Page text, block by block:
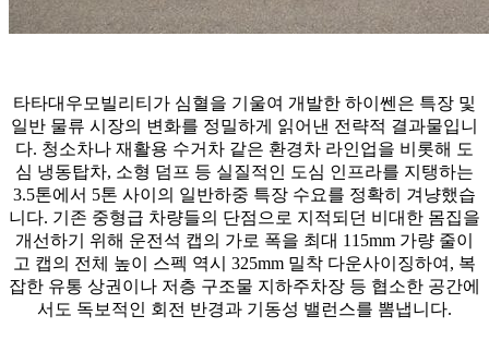
타타대우모빌리티가 심혈을 기울여 개발한 하이쎈은 특장 및
일반 물류 시장의 변화를 정밀하게 읽어낸 전략적 결과물입니
다. 청소차나 재활용 수거차 같은 환경차 라인업을 비롯해 도
심 냉동탑차, 소형 덤프 등 실질적인 도심 인프라를 지탱하는
3.5톤에서 5톤 사이의 일반하중 특장 수요를 정확히 겨냥했습
니다. 기존 중형급 차량들의 단점으로 지적되던 비대한 몸집을
개선하기 위해 운전석 캡의 가로 폭을 최대 115mm 가량 줄이
고 캡의 전체 높이 스펙 역시 325mm 밀착 다운사이징하여, 복
잡한 유통 상권이나 저층 구조물 지하주차장 등 협소한 공간에
서도 독보적인 회전 반경과 기동성 밸런스를 뽐냅니다.